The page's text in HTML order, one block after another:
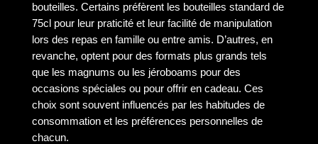
bouteilles. Certains préfèrent les bouteilles standard de
75cl pour leur praticité et leur facilité de manipulation
lors des repas en famille ou entre amis. D’autres, en
revanche, optent pour des formats plus grands tels
que les magnums ou les jéroboams pour des
occasions spéciales ou pour offrir en cadeau. Ces
choix sont souvent influencés par les habitudes de
consommation et les préférences personnelles de
chacun.